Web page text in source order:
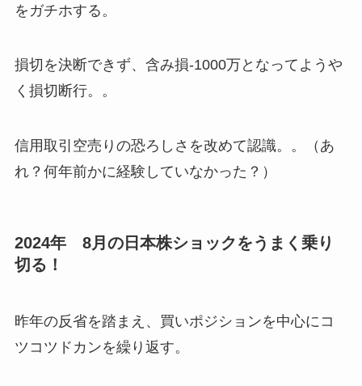
をガチホする。
損切を決断できず、含み損-1000万となってようや
く損切断行。。
信用取引空売りの恐ろしさを改めて認識。。（あ
れ？何年前かに経験していなかった？）
2024年 8月の日本株ショックをうまく乗り
切る！
昨年の反省を踏まえ、買いポジションを中心にコ
ツコツドカンを繰り返す。